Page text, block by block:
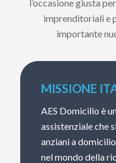
l’occasione giusta
imprenditoriali e
importante
MISSIONE
AES Domicilio è
assistenziale che
anziani a
nel mondo della